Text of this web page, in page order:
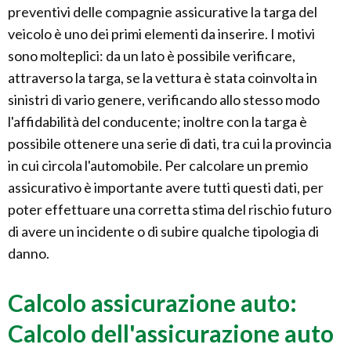
preventivi delle compagnie assicurative la targa del
veicolo è uno dei primi elementi da inserire. I motivi
sono molteplici: da un lato è possibile verificare,
attraverso la targa, se la vettura è stata coinvolta in
sinistri di vario genere, verificando allo stesso modo
l'affidabilità del conducente; inoltre con la targa è
possibile ottenere una serie di dati, tra cui la provincia
in cui circola l'automobile. Per calcolare un premio
assicurativo è importante avere tutti questi dati, per
poter effettuare una corretta stima del rischio futuro
di avere un incidente o di subire qualche tipologia di
danno.
Calcolo assicurazione auto:
Calcolo dell'assicurazione auto